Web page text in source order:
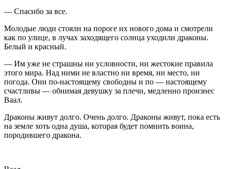
— Спасибо за все.
Молодые люди стояли на пороге их нового дома и смотрели
как по улице, в лучах заходящего солнца уходили драконы.
Белый и красный.
— Им уже не страшны ни условности, ни жестокие правила
этого мира. Над ними не властно ни время, ни место, ни
погода. Они по-настоящему свободны и по — настоящему
счастливы — обнимая девушку за плечи, медленно произнес
Ваал.
Драконы живут долго. Очень долго. Драконы живут, пока есть
на земле хоть одна душа, которая будет помнить воина,
породившего дракона.